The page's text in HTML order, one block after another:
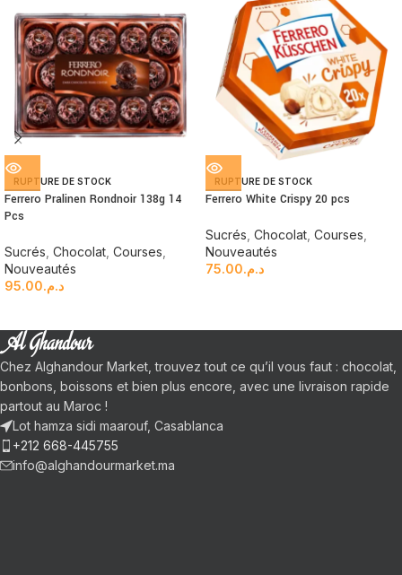
RUPTURE DE STOCK
Ferrero Pralinen Rondnoir 138g 14
Pcs
Sucrés Chocolat Courses
Nouveautés
د.م.95.00
RUPTURE DE STOCK
Ferrero White Crispy 20 pcs
Sucrés Chocolat Courses
Nouveautés
د.م.75.00
Chez Alghandour Market, trouvez tout ce qu’il vous faut : chocolat,
bonbons, boissons et bien plus encore, avec une livraison rapide
partout au Maroc !
Lot hamza sidi maarouf, Casablanca
+212 668-445755
info@alghandourmarket.ma